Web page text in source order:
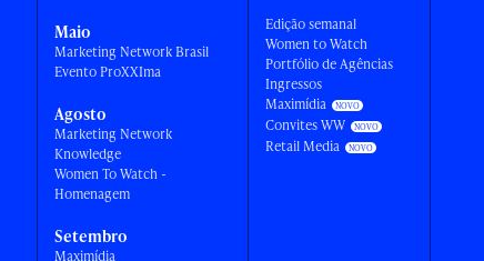
Maio
Marketing Network Brasil
Evento ProXXIma
Agosto
Marketing Network
Knowledge
Women To Watch -
Homenagem
Setembro
Maximídia
Edição semanal
Women to Watch
Portfólio de Agências
Ingressos
Maximídia
Convites WW
Retail Media